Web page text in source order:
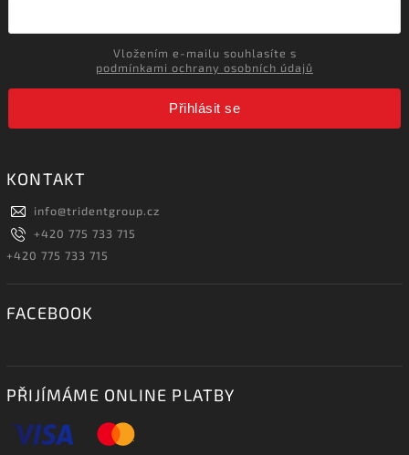
podmínkami ochrany osobních údajů
Přihlásit se
KONTAKT
info@tridentgroup.cz
+420 775 733 715
+420 775 733 715
FACEBOOK
PŘIJÍMÁME ONLINE PLATBY